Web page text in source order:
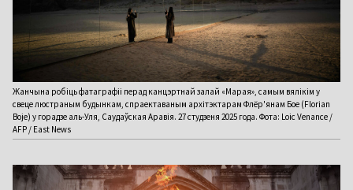
Жанчына робіць фатаграфіі перад канцэртнай залай «Марая», самым вялікім у
свеце люстраным будынкам, спраектаваным архітэктарам Флёр'янам Бое (Florian
Boje) у горадзе аль-Уля, Саудаўская Аравія. 27 студзеня 2025 года. Фота: Loic Venance /
AFP / East News